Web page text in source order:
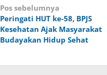
Navigasi
pos
Pos sebelumnya
Peringati HUT ke-58, BPJS
Kesehatan Ajak Masyarakat
Budayakan Hidup Sehat